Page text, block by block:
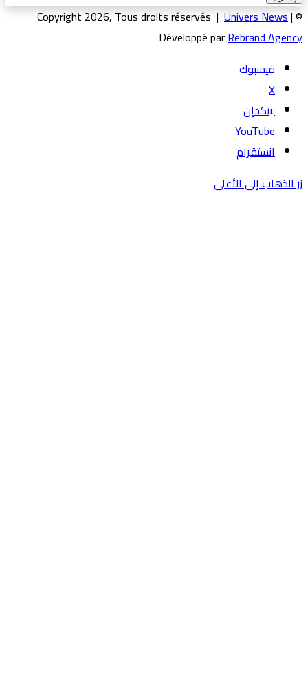
© Copyright 2026, Tous droits réservés |
Univers News|
Développé parRebrand Agency
فيسبوك
‫X
لينكدإن
‫YouTube
انستقرام
زر الذهاب إلى الأعلى